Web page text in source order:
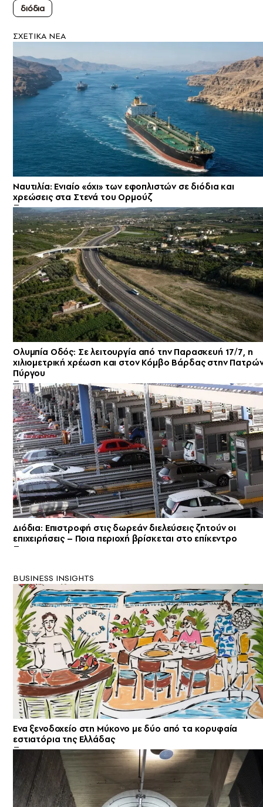
διόδια
ΣXETIKA NEA
Ναυτιλία: Ενιαίο «όχι» των εφοπλιστών σε διόδια και
χρεώσεις στα Στενά του Ορμούζ
Ολυμπία Οδός: Σε λειτουργία από την Παρασκευή 17/7, η
χιλιομετρική χρέωση και στον Κόμβο Βάρδας στην
Πύργου
Διόδια: Επιστροφή στις δωρεάν διελεύσεις ζητούν οι
επιχειρήσεις – Ποια περιοχή βρίσκεται στο επίκεντρο
BUSINESS INSIGHTS
Ενα ξενοδοχείο στη Μύκονο με δύο από τα κορυφαία
εστιατόρια της Ελλάδας